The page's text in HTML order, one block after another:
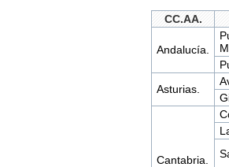
CC.AA.
Andalucía.
Asturias.
Cantabria.